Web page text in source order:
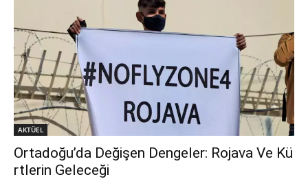
AKTÜEL
Ortadoğu’da Değişen Dengeler: Rojava Ve Kü
rtlerin Geleceği